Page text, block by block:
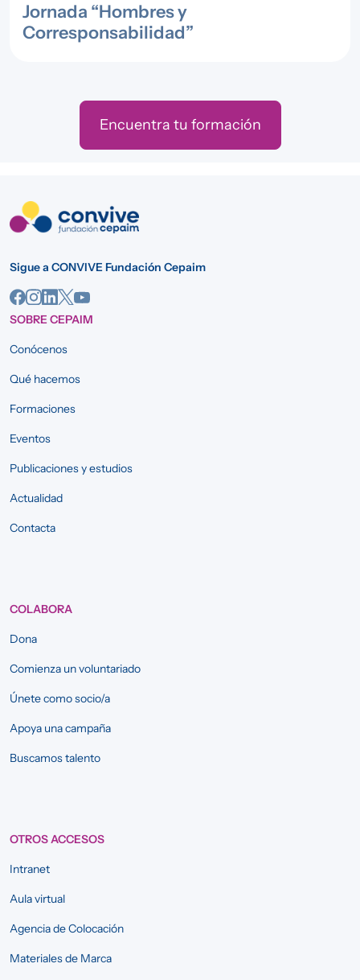
Jornada “Hombres y
Corresponsabilidad”
Encuentra tu formación
Sigue a CONVIVE Fundación Cepaim
SOBRE CEPAIM
Conócenos
Qué hacemos
Formaciones
Eventos
Publicaciones y estudios
Actualidad
Contacta
COLABORA
Dona
Comienza un voluntariado
Únete como socio/a
Apoya una campaña
Buscamos talento
OTROS ACCESOS
Intranet
Aula virtual
Agencia de Colocación
Materiales de Marca